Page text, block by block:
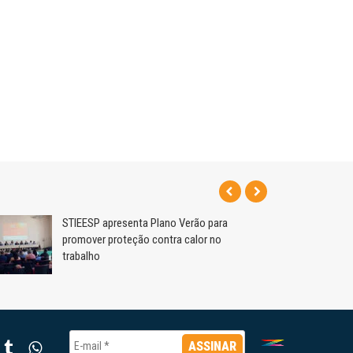
STIEESP apresenta Plano Verão para
promover proteção contra calor no
trabalho